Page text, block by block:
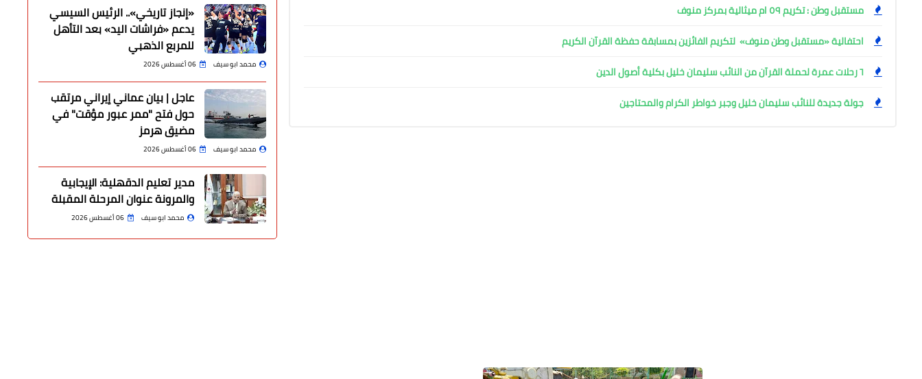
مستقبل وطن : تكريم ٥٩ ام ميثالية بمركز منوف
احتفالية «مستقبل وطن منوف» لتكريم الفائزين بمسابقة حفظة القرآن الكريم
٦ رحلات عمرة لحملة القرآن من النائب سليمان خليل بكلية أصول الدين
جولة جديدة للنائب سليمان خليل وجبر خواطر الكرام والمحتاجين
«إنجاز تاريخي».. الرئيس السيسي
يدعم «فراشات اليد» بعد التأهل
للمربع الذهبي
محمد ابو سيف 06 أغسطس 2026
عاجل | بيان عماني إيراني مرتقب
حول فتح "ممر عبور مؤقت" في
مضيق هرمز
محمد ابو سيف 06 أغسطس 2026
مدير تعليم الدقهلية: الإيجابية
والمرونة عنوان المرحلة المقبلة
محمد ابو سيف 06 أغسطس 2026